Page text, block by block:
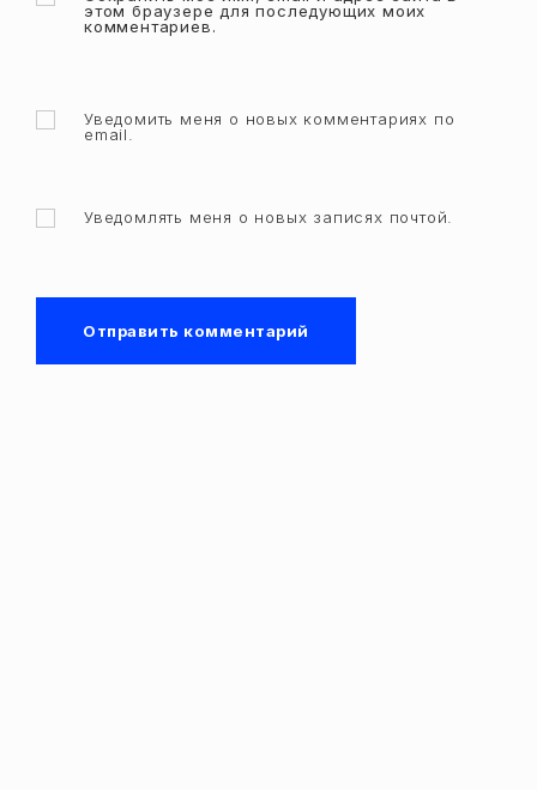
этом браузере для последующих моих
комментариев.
Уведомить меня о новых комментариях по
email.
Уведомлять меня о новых записях почтой.